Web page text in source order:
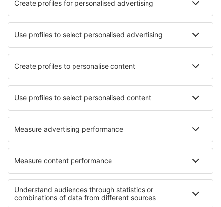
Hoteluri în Ribnitz-Damgarten Hoteluri în Atolul Gnaviyani
Hoteluri în Gambela Hoteluri în San Pelayo de Montija
Hoteluri în Vollerwiek Hoteluri în Santa Cruz
Hoteluri Quilandi
Cele mai bune hoteluri - regiuni
Hoteluri in Mammoth Cave National Park
Hoteluri in Massachusetts Hoteluri în Steamboat
Hoteluri in Parcul Național Hot Springs